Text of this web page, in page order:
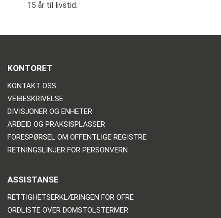
15 år til livstid.
KONTORET
KONTAKT OSS
VEIBESKRIVELSE
DIVISJONER OG ENHETER
ARBEID OG PRAKSISPLASSER
FORESPØRSEL OM OFFENTLIGE REGISTRE
RETNINGSLINJER FOR PERSONVERN
ASSISTANSE
RETTIGHETSERKLÆRINGEN FOR OFRE
ORDLISTE OVER DOMSTOLSTERMER